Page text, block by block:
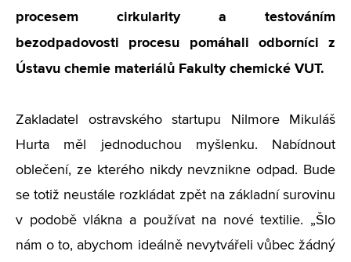
procesem cirkularity a testováním
bezodpadovosti procesu pomáhali odborníci z
Ústavu chemie materiálů Fakulty chemické VUT.
Zakladatel ostravského startupu Nilmore Mikuláš
Hurta měl jednoduchou myšlenku. Nabídnout
oblečení, ze kterého nikdy nevznikne odpad. Bude
se totiž neustále rozkládat zpět na základní surovinu
v podobě vlákna a používat na nové textilie. „Šlo
nám o to, abychom ideálně nevytvářeli vůbec žádný